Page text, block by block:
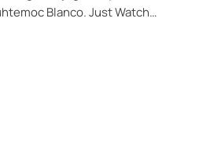
Blanco. Just Watch…